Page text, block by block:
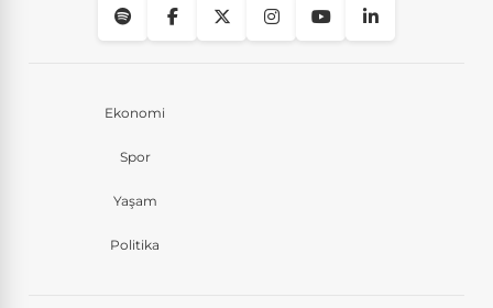
Ekonomi
Spor
Yaşam
Politika